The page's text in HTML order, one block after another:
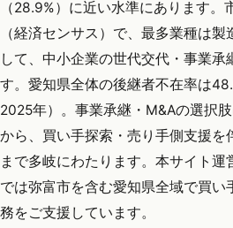
（28.9%）に近い水準にあります
（経済センサス）で、最多業種は
して、中小企業の世代交代・事業承
す。愛知県全体の後継者不在率は
2025年）。事業承継・M&Aの選択
から、買い手探索・売り手側支援を
まで多岐にわたります。本サイト
では弥富市を含む愛知県全域で買い
務をご支援しています。